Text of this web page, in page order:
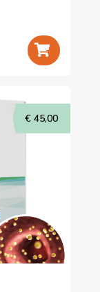
+
€ 45,00